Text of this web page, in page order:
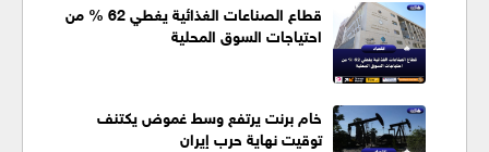
قطاع الصناعات الغذائية يغطي 62 % من
احتياجات السوق المحلية
خام برنت يرتفع وسط غموض يكتنف
توقيت نهاية حرب إيران